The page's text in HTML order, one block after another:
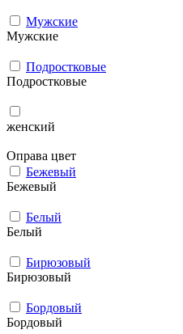
Мужcкие
Мужcкие
Подростковые
Подростковые
женский
Оправа цвет
Бежевый
Бежевый
Белый
Белый
Бирюзовый
Бирюзовый
Бордовый
Бордовый